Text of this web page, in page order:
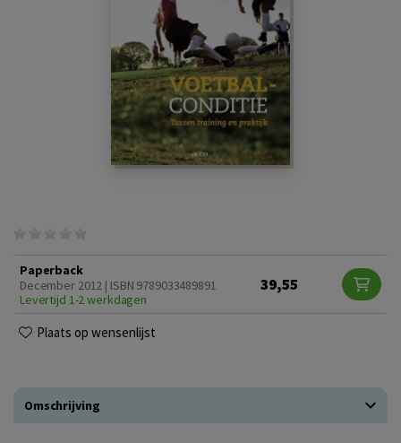
Paperback
December 2012 | ISBN 9789033489891
Levertijd 1-2 werkdagen
39,55
Plaats op wensenlijst
Omschrijving